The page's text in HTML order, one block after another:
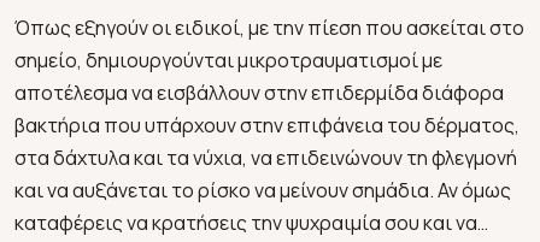
Όπως εξηγούν οι ειδικοί, με την πίεση που ασκείται στο
σημείο, δημιουργούνται μικροτραυματισμοί με
αποτέλεσμα να εισβάλλουν στην επιδερμίδα διάφορα
βακτήρια που υπάρχουν στην επιφάνεια του δέρματος,
στα δάχτυλα και τα νύχια, να επιδεινώνουν τη φλεγμονή
και να αυξάνεται το ρίσκο να μείνουν σημάδια. Αν όμως
καταφέρεις να κρατήσεις την ψυχραιμία σου και να…